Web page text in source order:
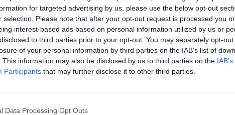
for targeted advertising by us, please use the below opt-out
selection. Please note that after your opt-out request is processed you
interest-based ads based on personal information utilized by us or
to third parties prior to your opt-out. You may separately opt-
of your personal information by third parties on the IAB’s list of
This information may also be disclosed by us to third parties on the
Participants that may further disclose it to other third parties.
Data Processing Opt Outs
non riciclabili".
iscriviti allaNewsletter QUInews - ToscanaMedia.
nella tua casella di posta.